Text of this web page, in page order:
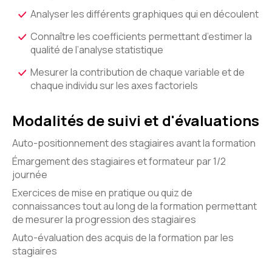
Analyser les différents graphiques qui en découlent
Connaître les coefficients permettant d’estimer la
qualité de l’analyse statistique
Mesurer la contribution de chaque variable et de
chaque individu sur les axes factoriels
Modalités de suivi et d'évaluations
Auto-positionnement des stagiaires avant la formation
Émargement des stagiaires et formateur par 1/2
journée
Exercices de mise en pratique ou quiz de
connaissances tout au long de la formation permettant
de mesurer la progression des stagiaires
Auto-évaluation des acquis de la formation par les
stagiaires